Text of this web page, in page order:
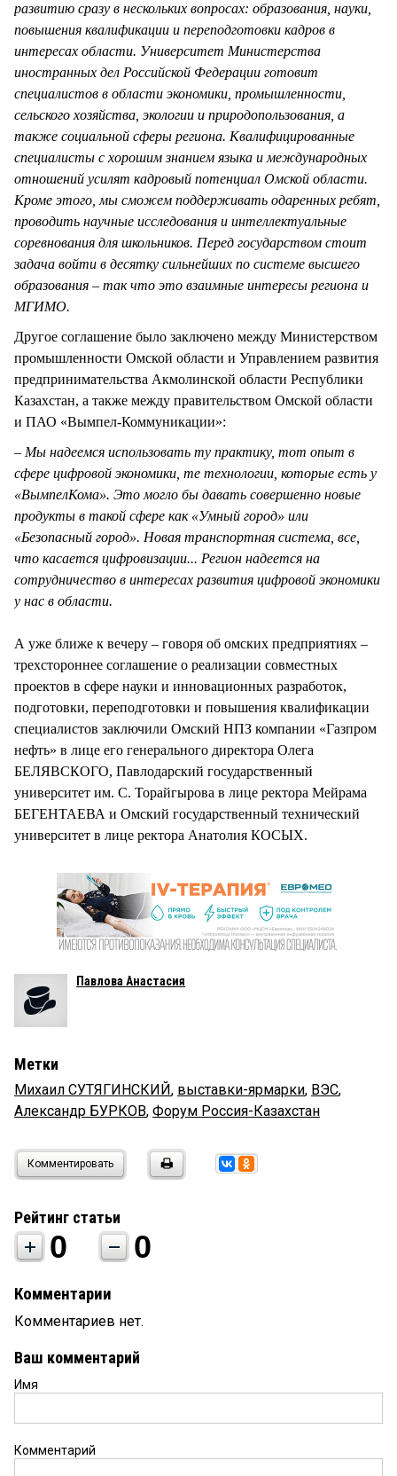
развитию сразу в нескольких вопросах: образования, науки,
повышения квалификации и переподготовки кадров в
интересах области. Университет Министерства
иностранных дел Российской Федерации готовит
специалистов в области экономики, промышленности,
сельского хозяйства, экологии и природопользования, а
также социальной сферы региона. Квалифицированные
специалисты с хорошим знанием языка и международных
отношений усилят кадровый потенциал Омской области.
Кроме этого, мы сможем поддерживать одаренных ребят,
проводить научные исследования и интеллектуальные
соревнования для школьников. Перед государством стоит
задача войти в десятку сильнейших по системе высшего
образования – так что это взаимные интересы региона и
МГИМО.
Другое соглашение было заключено между Министерством
промышленности Омской области и Управлением развития
предпринимательства Акмолинской области Республики
Казахстан, а также между правительством Омской области
и ПАО «Вымпел-Коммуникации»:
– Мы надеемся использовать ту практику, тот опыт в
сфере цифровой экономики, те технологии, которые есть у
«ВымпелКома». Это могло бы давать совершенно новые
продукты в такой сфере как «Умный город» или
«Безопасный город». Новая транспортная система, все,
что касается цифровизации... Регион надеется на
сотрудничество в интересах развития цифровой экономики
у нас в области.
А уже ближе к вечеру – говоря об омских предприятиях –
трехстороннее соглашение о реализации совместных
проектов в сфере науки и инновационных разработок,
подготовки, переподготовки и повышения квалификации
специалистов заключили Омский НПЗ компании «Газпром
нефть» в лице его генерального директора Олега
БЕЛЯВСКОГО, Павлодарский государственный
университет им. С. Торайгырова в лице ректора Мейрама
БЕГЕНТАЕВА и Омский государственный технический
университет в лице ректора Анатолия КОСЫХ.
Павлова Анастасия
Метки
Михаил СУТЯГИНСКИЙ, выставки-ярмарки, ВЭС,
Александр БУРКОВ, Форум Россия-Казахстан
Комментировать
Рейтинг статьи
0 0
Комментарии
Комментариев нет.
Ваш комментарий
Имя
Комментарий